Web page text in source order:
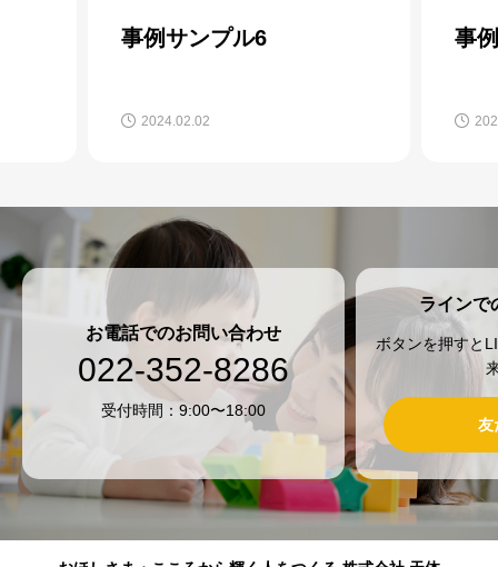
事例サンプル6
2024.02.02
事
お電話でのお問い合わせ
022-352-8286
受付時間：9:00〜18:00
ラインで
ボタンを押すと
友